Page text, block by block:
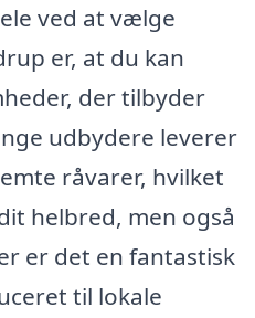
ved at vælge
er, at du kan
der tilbyder
udbydere leverer
råvarer, hvilket
helbred, men også
er det en fantastisk
til lokale